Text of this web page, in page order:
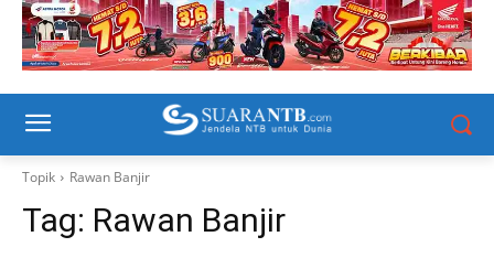
Topik Rawan Banjir
Tag: Rawan Banjir